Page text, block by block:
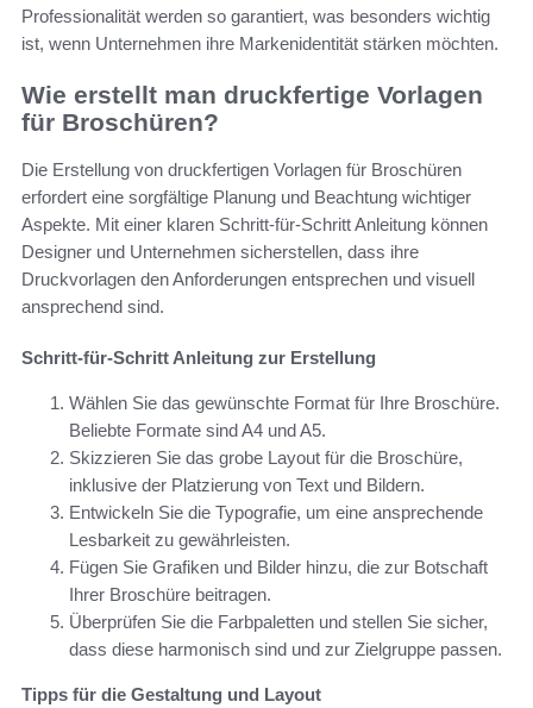
Professionalität werden so garantiert, was besonders wichtig
ist, wenn Unternehmen ihre Markenidentität stärken möchten.
Wie erstellt man druckfertige Vorlagen
für Broschüren?
Die Erstellung von druckfertigen Vorlagen für Broschüren
erfordert eine sorgfältige Planung und Beachtung wichtiger
Aspekte. Mit einer klaren Schritt-für-Schritt Anleitung können
Designer und Unternehmen sicherstellen, dass ihre
Druckvorlagen den Anforderungen entsprechen und visuell
ansprechend sind.
Schritt-für-Schritt Anleitung zur Erstellung
Wählen Sie das gewünschte Format für Ihre Broschüre.
Beliebte Formate sind A4 und A5.
Skizzieren Sie das grobe Layout für die Broschüre,
inklusive der Platzierung von Text und Bildern.
Entwickeln Sie die Typografie, um eine ansprechende
Lesbarkeit zu gewährleisten.
Fügen Sie Grafiken und Bilder hinzu, die zur Botschaft
Ihrer Broschüre beitragen.
Überprüfen Sie die Farbpaletten und stellen Sie sicher,
dass diese harmonisch sind und zur Zielgruppe passen.
Tipps für die Gestaltung und Layout